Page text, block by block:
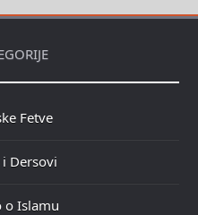
a
Fetve
Dersovi
o Islamu